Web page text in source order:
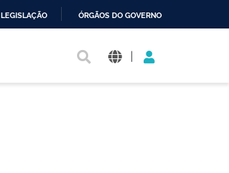
LEGISLAÇÃO ÓRGÃOS DO GOVERNO
|